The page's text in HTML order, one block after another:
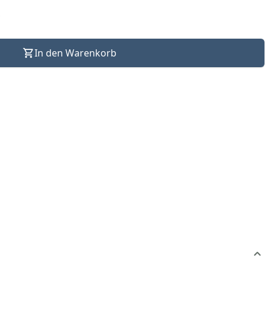
In den Warenkorb